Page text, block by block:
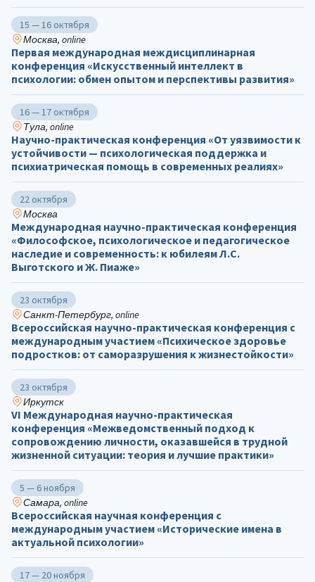
15 — 16 октября
Москва, online
Первая международная междисциплинарная
конференция «Искусственный интеллект в
психологии: обмен опытом и перспективы развития»
16 — 17 октября
Тула, online
Научно-практическая конференция «От уязвимости к
устойчивости — психологическая поддержка и
психиатрическая помощь в современных реалиях»
22 октября
Москва
Международная научно-практическая конференция
«Философское, психологическое и педагогическое
наследие и современность: к юбилеям Л.С.
Выготского и Ж. Пиаже»
23 октября
Санкт-Петербург, online
Всероссийская научно-практическая конференция с
международным участием «Психическое здоровье
подростков: от саморазрушения к жизнестойкости»
23 октября
Иркутск
VI Международная научно-практическая
конференция «Межведомственный подход к
сопровождению личности, оказавшейся в трудной
жизненной ситуации: теория и лучшие практики»
5 — 6 ноября
Самара, online
Всероссийская научная конференция с
международным участием «Исторические имена в
актуальной психологии»
17 — 20 ноября